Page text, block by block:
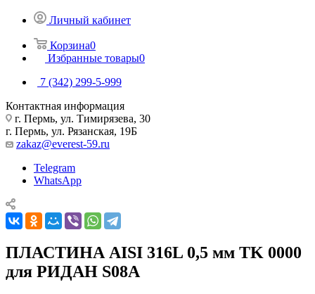
Личный кабинет
Корзина0
Избранные товары0
7 (342) 299-5-999
Контактная информация
г. Пермь, ул. Тимирязева, 30
г. Пермь, ул. Рязанская, 19Б
zakaz@everest-59.ru
Telegram
WhatsApp
ПЛАСТИНА AISI 316L 0,5 мм TK 0000
для РИДАН S08A